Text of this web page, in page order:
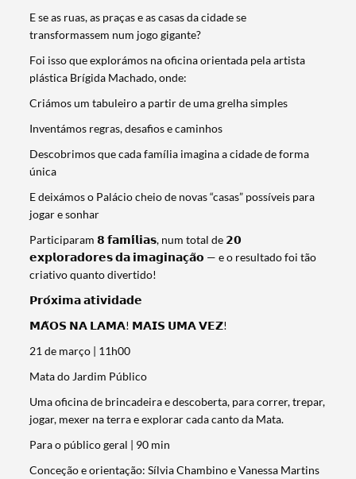
E se as ruas, as praças e as casas da cidade se
transformassem num jogo gigante?
Foi isso que explorámos na oficina orientada pela artista
plástica Brígida Machado, onde:
Criámos um tabuleiro a partir de uma grelha simples
Inventámos regras, desafios e caminhos
Descobrimos que cada família imagina a cidade de forma
única
E deixámos o Palácio cheio de novas “casas” possíveis para
jogar e sonhar
Participaram 𝟴 𝗳𝗮𝗺𝗶́𝗹𝗶𝗮𝘀, num total de 𝟮𝟬
𝗲𝘅𝗽𝗹𝗼𝗿𝗮𝗱𝗼𝗿𝗲𝘀 𝗱𝗮 𝗶𝗺𝗮𝗴𝗶𝗻𝗮𝗰̧𝗮̃𝗼 — e o resultado foi tão
criativo quanto divertido!
𝗣𝗿𝗼́𝘅𝗶𝗺𝗮 𝗮𝘁𝗶𝘃𝗶𝗱𝗮𝗱𝗲
𝗠𝗔̃𝗢𝗦 𝗡𝗔 𝗟𝗔𝗠𝗔! 𝗠𝗔𝗜𝗦 𝗨𝗠𝗔 𝗩𝗘𝗭!
21 de março | 11h00
Mata do Jardim Público
Uma oficina de brincadeira e descoberta, para correr, trepar,
jogar, mexer na terra e explorar cada canto da Mata.
Para o público geral | 90 min
Conceção e orientação: Sílvia Chambino e Vanessa Martins